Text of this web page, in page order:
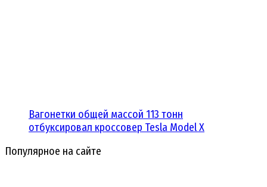
Вагонетки общей массой 113 тонн
отбуксировал кроссовер Tesla Model X‍
Популярное на сайте